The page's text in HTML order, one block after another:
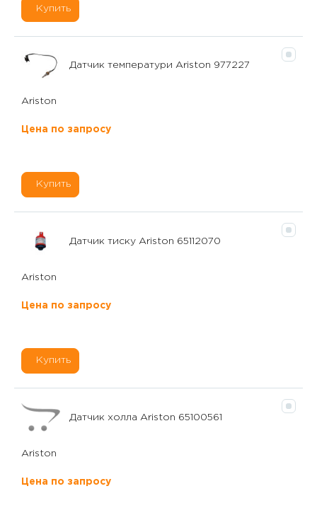
Купить
Датчик температури Ariston 977227
Ariston
Цена по запросу
Купить
Датчик тиску Ariston 65112070
Ariston
Цена по запросу
Купить
Датчик холла Ariston 65100561
Ariston
Цена по запросу